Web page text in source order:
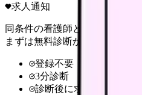
求人通知
同条件の看護師と給料を比較
まずは無料診断から
登録不要
3分診断
診断後に求人比較